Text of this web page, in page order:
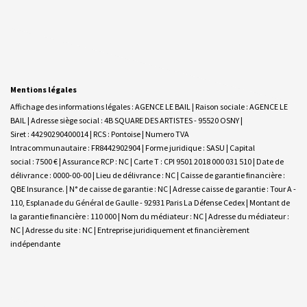
Mentions légales
Affichage des informations légales : AGENCE LE BAIL | Raison sociale : AGENCE LE
BAIL | Adresse siège social : 4B SQUARE DES ARTISTES - 95520 OSNY |
Siret : 44290290400014 | RCS : Pontoise | Numero TVA
Intracommunautaire : FR8442902904 | Forme juridique : SASU | Capital
social : 7500 € | Assurance RCP : NC | Carte T : CPI 9501 2018 000 031 510 | Date de
délivrance : 0000-00-00 | Lieu de délivrance : NC | Caisse de garantie financière :
QBE Insurance. | N° de caisse de garantie : NC | Adresse caisse de garantie : Tour A -
110, Esplanade du Général de Gaulle - 92931 Paris La Défense Cedex | Montant de
la garantie financière : 110 000 | Nom du médiateur : NC | Adresse du médiateur :
NC | Adresse du site : NC | Entreprise juridiquement et financièrement
indépendante